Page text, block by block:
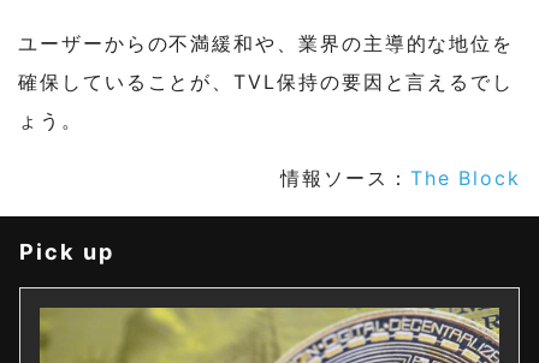
ユーザーからの不満緩和や、業界の主導的な地位を
確保していることが、TVL保持の要因と言えるでし
ょう。
情報ソース： The Block
Pick up